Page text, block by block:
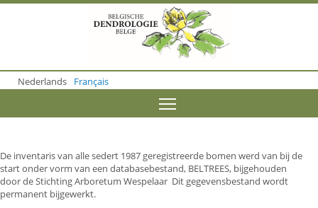
o
m
o
n
t
e
n
Nederlands Français
De inventaris van alle sedert 1987 geregistreerde bomen werd van bij de
start onder vorm van een databasebestand, BELTREES, bijgehouden
door de Stichting Arboretum Wespelaar Dit gegevensbestand wordt
permanent bijgewerkt.